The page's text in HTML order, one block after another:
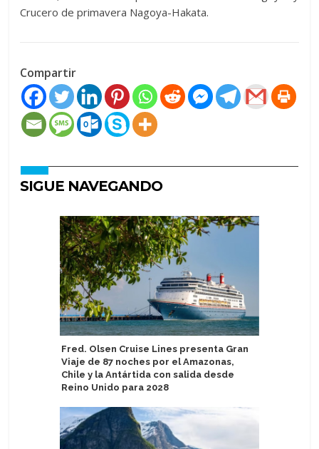
Crucero de primavera Nagoya-Hakata.
Compartir
SIGUE NAVEGANDO
Fred. Olsen Cruise Lines presenta Gran
Viaje de 87 noches por el Amazonas,
Chile y la Antártida con salida desde
Reino Unido para 2028